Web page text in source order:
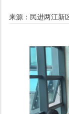
来源：民进两江新